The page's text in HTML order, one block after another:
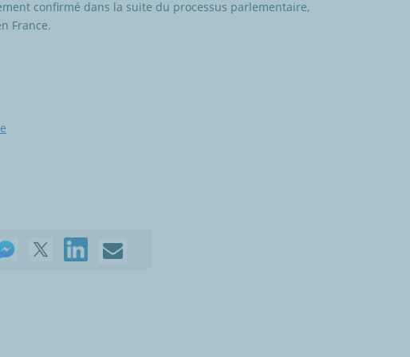
confirmé dans la suite du processus parlementaire,
France.